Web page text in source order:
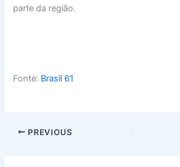
parte da região.
Fonte: Brasil 61
PREVIOUS